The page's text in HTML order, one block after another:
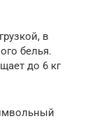
в
белья.
до 6 кг